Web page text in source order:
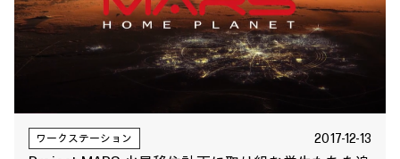
ワークステーション 2017-12-13